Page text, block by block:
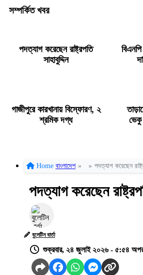
সম্পর্কিত খবর
পদত্যাগ করেছেন রাষ্ট্রপতি
সাহাবুদ্দিন
গাজীপুরে কারখানায় বিস্ফোরণ, ২
শ্রমিক দগ্ধ
ভেকু
Home বাংলাদেশ » » পদত্যাগ করেছেন
পদত্যাগ করেছেন
বুলেটিন বার্তা
শুক্রবার, ২৪ জুলাই ২০২৬ - ৫:৫৪